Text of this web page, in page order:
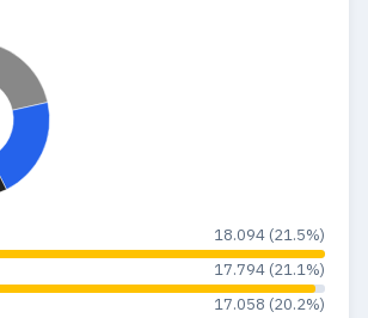
33
6
18.094 (21.5%)
17.794 (21.1%)
17.058 (20.2%)